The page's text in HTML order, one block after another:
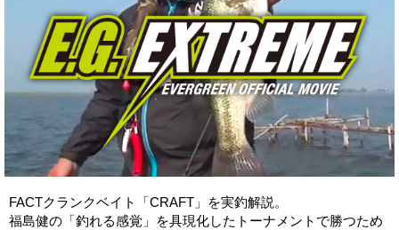
FACTクランクベイト「CRAFT」を実釣解説。
福島健の「釣れる感覚」を具現化したトーナメントで勝つため